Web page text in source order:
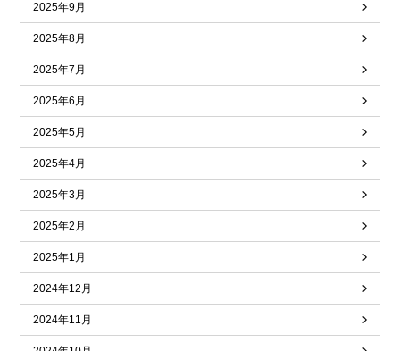
2025年9月
2025年8月
2025年7月
2025年6月
2025年5月
2025年4月
2025年3月
2025年2月
2025年1月
2024年12月
2024年11月